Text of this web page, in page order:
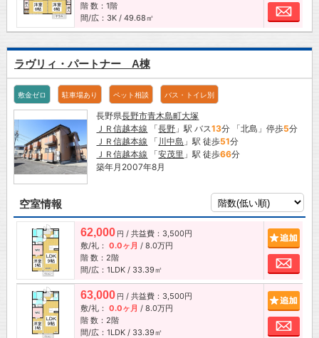
階 数：1階
間/広：3K / 49.68㎡
お
ラヴリィ・パートナー A棟
敷金ゼロ 駐車場あり ペット相談 バス・トイレ別
長野県長野市青木島町大塚
ＪＲ信越本線 「長野 」駅 バス13分 「北島」停歩5分
ＪＲ信越本線 「 川中島 」駅 徒歩51分
ＪＲ信越本線 「安茂里 」駅 徒歩66分
築年月2007年8月
空室情報
62,000 円 / 共益費：3,500円
敷/礼： 0.0ヶ月 / 8.0万円
階 数：2階
間/広：1LDK / 33.39㎡
お
63,000 円 / 共益費：3,500円
敷/礼： 0.0ヶ月 / 8.0万円
階 数：2階
間/広：1LDK / 33.39㎡
お